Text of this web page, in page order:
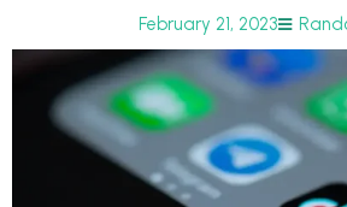
February 21, 2023